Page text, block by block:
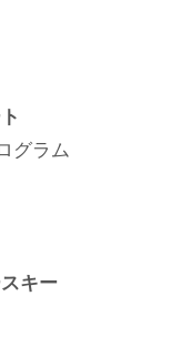
グラム
キー